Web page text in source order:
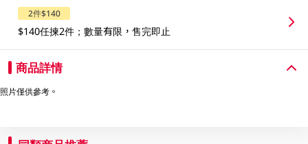
2件$140
$140任揀2件；數量有限，售完即止
商品詳情
照片僅供參考。